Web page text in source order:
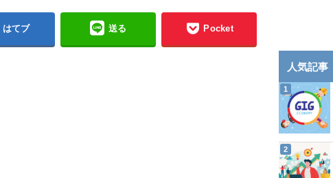
はてブ 送る Pocket
人気記事